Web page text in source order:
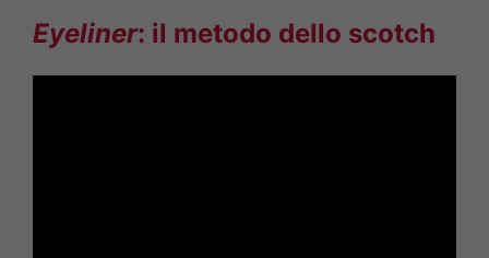
Eyeliner: il metodo dello scotch